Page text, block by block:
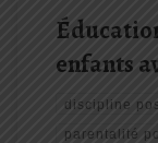
enfants
discipline
parentalité